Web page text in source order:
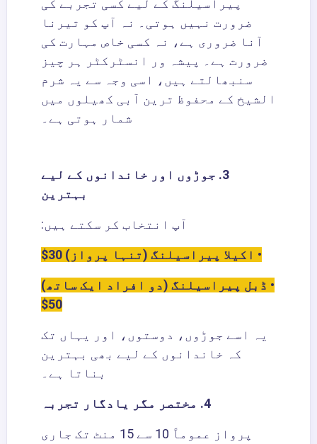
پیراسیلنگ کے لیے کسی تجربے کی
ضرورت نہیں ہوتی۔ نہ آپ کو تیرنا
آنا ضروری ہے، نہ کسی خاص مہارت کی
ضرورت ہے۔ پیشہ ور انسٹرکٹر ہر چیز
سنبھالتے ہیں، اسی وجہ سے یہ شرم
الشیخ کے محفوظ ترین آبی کھیلوں میں
شمار ہوتی ہے۔
3. جوڑوں اور خاندانوں کے لیے
بہترین
آپ انتخاب کر سکتے ہیں:
• اکیلا پیراسیلنگ (تنہا پرواز) 30$
• ڈبل پیراسیلنگ (دو افراد ایک ساتھ)
50$
یہ اسے جوڑوں، دوستوں، اور یہاں تک
کہ خاندانوں کے لیے بھی بہترین
بناتا ہے۔
4. مختصر مگر یادگار تجربہ
پرواز عموماً 10 سے 15 منٹ تک جاری